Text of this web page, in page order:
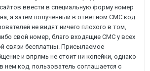
ввести в специальную форму номер
а затем полученный в ответном СМС код.
не видят ничего плохого в том,
свой номер, благо входящие СМС у всех
связи бесплатны. Присылаемое
и впрямь не стоит ни копейки, однако
нем код, пользователь соглашается с